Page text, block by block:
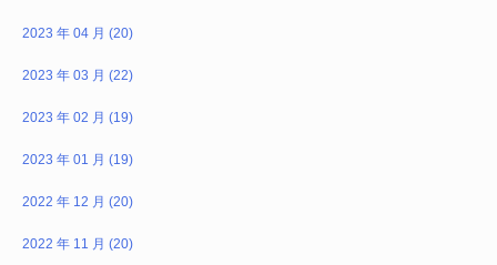
2023 年 04 月 (20)
2023 年 03 月 (22)
2023 年 02 月 (19)
2023 年 01 月 (19)
2022 年 12 月 (20)
2022 年 11 月 (20)